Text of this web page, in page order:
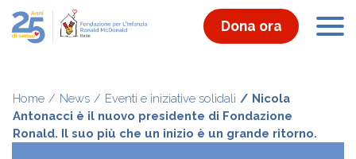
Dona ora
Home News Eventi e iniziative solidali
Nicola
Antonacci è il nuovo presidente di Fondazione
Ronald. Il suo più che un inizio è un grande ritorno.